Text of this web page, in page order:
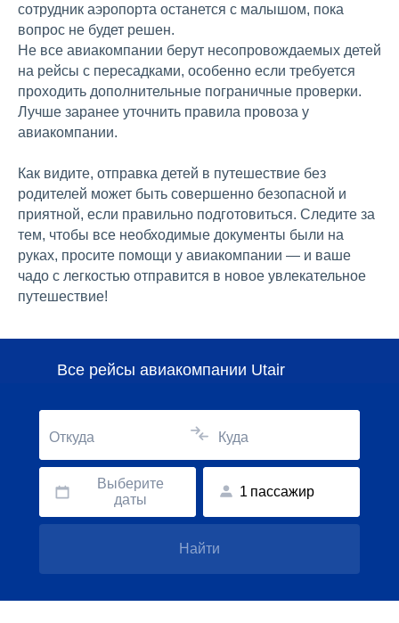
сотрудник аэропорта останется с малышом, пока
вопрос не будет решен.
Не все авиакомпании берут несопровождаемых детей
на рейсы с пересадками, особенно если требуется
проходить дополнительные пограничные проверки.
Лучше заранее уточнить правила провоза у
авиакомпании.
Как видите, отправка детей в путешествие без
родителей может быть совершенно безопасной и
приятной, если правильно подготовиться. Следите за
тем, чтобы все необходимые документы были на
руках, просите помощи у авиакомпании — и ваше
чадо с легкостью отправится в новое увлекательное
путешествие!
Все рейсы авиакомпании Utair
Откуда Куда
Выберите
даты
1 пассажир
Найти